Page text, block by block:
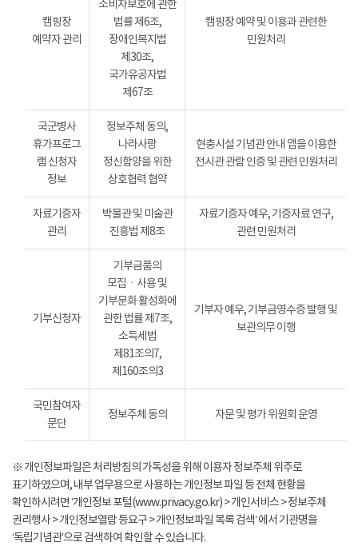
캠핑장
예약자 관리
소비자보호에 관한
법률 제6조,
장애인복지법
제30조,
국가유공자법
제67조
캠핑장 예약 및 이용과 관련한
민원처리
국군병사
휴가프로그
램 신청자
정보
정보주체 동의,
나라사랑
정신함양을 위한
상호협력 협약
현충시설 기념관 안내 앱을 이용한
전시관 관람 인증 및 관련 민원처리
자료기증자
관리
박물관 및 미술관
진흥법 제8조
자료기증자 예우, 기증자료 연구,
관련 민원처리
기부신청자
기부금품의
모집ㆍ사용 및
기부문화 활성화에
관한 법률 제7조,
소득세법
제81조의7,
제160조의3
기부자 예우, 기부금영수증 발행 및
보관의무 이행
국민참여자
문단
정보주체 동의 자문 및 평가 위원회 운영
※ 개인정보파일은 처리방침의 가독성을 위해 이용자 정보주체 위주로
표기하였으며, 내부 업무용으로 사용하는 개인정보 파일 등 전체 현황을
확인하시려면 ‘개인정보 포털(www.privacy.go.kr) > 개인서비스 > 정보주체
권리행사 > 개인정보열람 등요구 > 개인정보파일 목록 검색’ 에서 기관명을
‘독립기념관’으로 검색하여 확인할 수 있습니다.